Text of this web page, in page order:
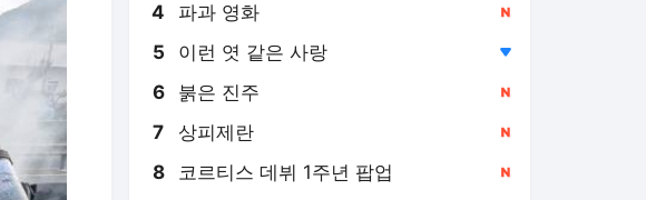
4 파과 영화
5 이런 엿 같은 사랑
6 붉은 진주
7 상피제란
8 코르티스 데뷔 1주년 팝업